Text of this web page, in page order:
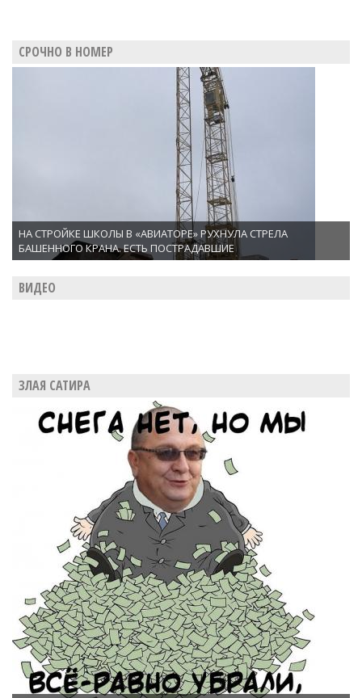
СРОЧНО В НОМЕР
НА СТРОЙКЕ ШКОЛЫ В «АВИАТОРЕ» РУХНУЛА СТРЕЛА
БАШЕННОГО КРАНА. ЕСТЬ ПОСТРАДАВШИЕ
ВИДЕО
ЗЛАЯ САТИРА